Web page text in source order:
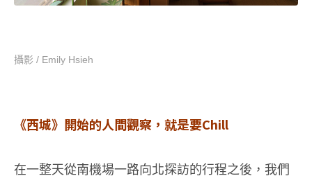
攝影 / Emily Hsieh
《西城》開始的人間觀察，就是要Chill
在一整天從南機場一路向北探訪的行程之後，我們